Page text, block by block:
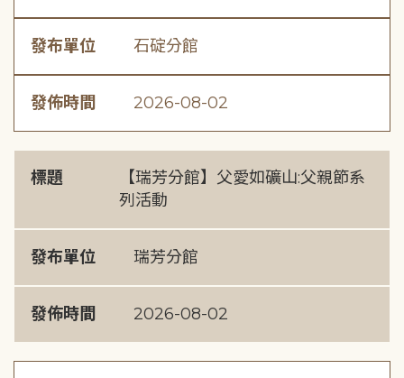
發布單位 石碇分館
發佈時間 2026-08-02
標題
【瑞芳分館】父愛如礦山:父親節系
列活動
發布單位 瑞芳分館
發佈時間 2026-08-02